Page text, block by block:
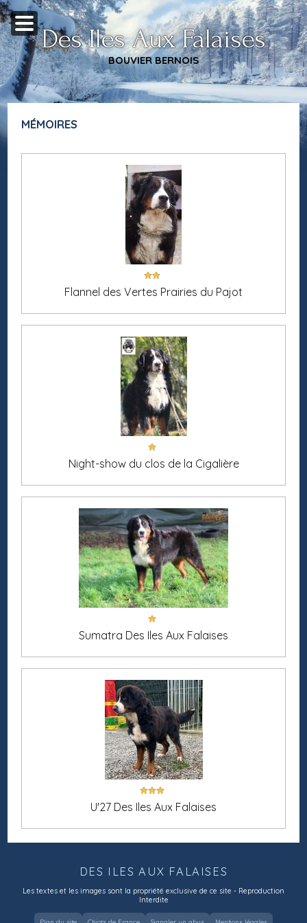
Des Iles Aux Falaises
BOUVIER BERNOIS
MÉMOIRES
Flannel des Vertes Prairies du Pajot
Night-show du clos de la Cigalière
Sumatra Des Iles Aux Falaises
U'27 Des Iles Aux Falaises
DES ILES AUX FALAISES
Les textes et les images sont la propriété exclusive de ce site - Reproduction
Interdite